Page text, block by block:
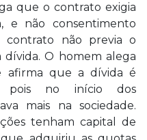
que o contrato exigia
e não consentimento
não previa o
O homem alega
afirma que a dívida é
pois no início dos
mais na sociedade.
tenham capital de